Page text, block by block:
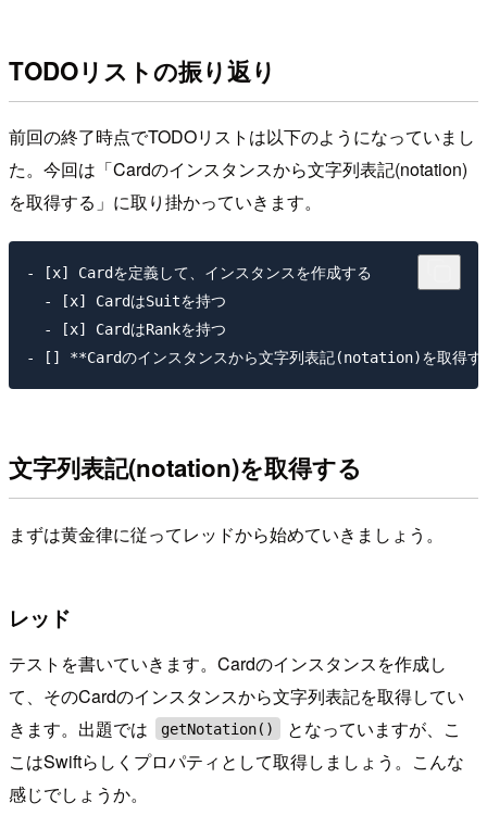
TODOリストの振り返り
前回の終了時点でTODOリストは以下のようになっていまし
た。今回は「Cardのインスタンスから文字列表記(notation)
を取得する」に取り掛かっていきます。
- [x] Cardを定義して、インスタンスを作成する
  - [x] CardはSuitを持つ
  - [x] CardはRankを持つ
文字列表記(notation)を取得する
まずは黄金律に従ってレッドから始めていきましょう。
レッド
テストを書いていきます。Cardのインスタンスを作成し
て、そのCardのインスタンスから文字列表記を取得してい
きます。出題では
getNotation()
となっていますが、こ
こはSwiftらしくプロパティとして取得しましょう。こんな
感じでしょうか。